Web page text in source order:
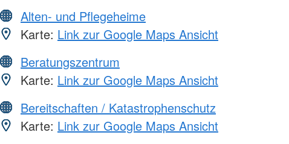
Alten- und Pflegeheime
Karte: Link zur Google Maps Ansicht
Beratungszentrum
Karte: Link zur Google Maps Ansicht
Bereitschaften / Katastrophenschutz
Karte: Link zur Google Maps Ansicht